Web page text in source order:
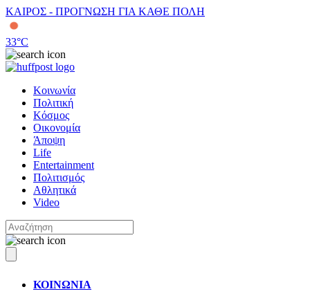
ΚΑΙΡΟΣ - ΠΡΟΓΝΩΣΗ ΓΙΑ ΚΑΘΕ ΠΟΛΗ
33°C
Κοινωνία
Πολιτική
Κόσμος
Οικονομία
Άποψη
Life
Entertainment
Πολιτισμός
Αθλητικά
Video
ΚΟΙΝΩΝΙΑ